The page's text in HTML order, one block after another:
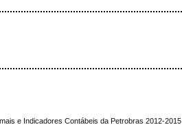
e Indicadores Contábeis da Petrobras 2012-2015